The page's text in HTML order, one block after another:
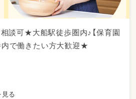
談可★大船駅徒歩圏内♪【保育園
内で働きたい方大歓迎★
る